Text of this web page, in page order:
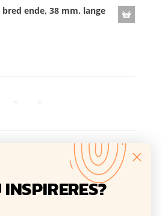
ende, 38 mm. lange
Anbefal Print